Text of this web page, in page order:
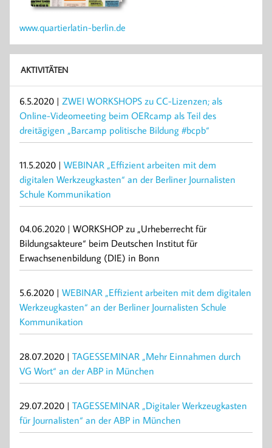
www.quartierlatin-berlin.de
AKTIVITÄTEN
6.5.2020 | ZWEI WORKSHOPS zu CC-Lizenzen; als
Online-Videomeeting beim OERcamp als Teil des
dreitägigen „Barcamp politische Bildung #bcpb“
11.5.2020 | WEBINAR „Effizient arbeiten mit dem
digitalen Werkzeugkasten“ an der Berliner Journalisten
Schule Kommunikation
04.06.2020 | WORKSHOP zu „Urheberrecht für
Bildungsakteure“ beim Deutschen Institut für
Erwachsenenbildung (DIE) in Bonn
5.6.2020 | WEBINAR „Effizient arbeiten mit dem digitalen
Werkzeugkasten“ an der Berliner Journalisten Schule
Kommunikation
28.07.2020 | TAGESSEMINAR „Mehr Einnahmen durch
VG Wort“ an der ABP in München
29.07.2020 | TAGESSEMINAR „Digitaler Werkzeugkasten
für Journalisten“ an der ABP in München